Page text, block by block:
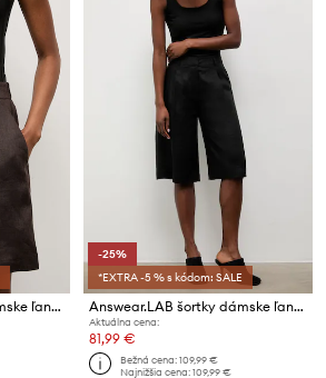
Answear.LAB šortky dámske ľanové
-25%
*EXTRA -5 % s kódom: SALE
Answear.LAB šortky dámske ľanové
Aktuálna cena:
81,99 €
Bežná cena:109,99 €
Najnižšia cena:109,99 €